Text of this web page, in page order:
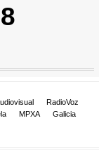
RadioVoz
MPXA
Galicia